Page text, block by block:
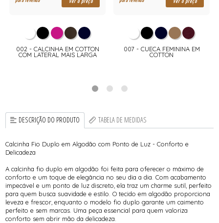
002 - CALCINHA EM COTTON
COM LATERAL MAIS LARGA
007 - CUECA FEMININA EM
COTTON
DESCRIÇÃO DO PRODUTO TABELA DE MEDIDAS
Calcinha Fio Duplo em Algodão com Ponto de Luz - Conforto e
Delicadeza
A calcinha fio duplo em algodão foi feita para oferecer o máximo de
conforto e um toque de elegância no seu dia a dia. Com acabamento
impecável e um ponto de luz discreto, ela traz um charme sutil, perfeito
para quem busca suavidade e estilo. O tecido em algodão proporciona
leveza e frescor, enquanto o modelo fio duplo garante um caimento
perfeito e sem marcas. Uma peça essencial para quem valoriza
conforto sem abrir mão da delicadeza.